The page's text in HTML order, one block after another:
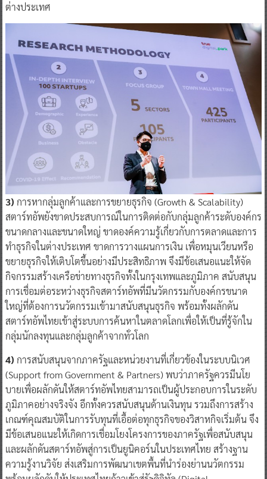
ต่างประเทศ
3) การหากลุ่มลูกค้าและการขยายธุรกิจ (Growth & Scalability)
สตาร์ทอัพยังขาดประสบการณ์ในการติดต่อกับกลุ่มลูกค้าระดับองค์กร
ขนาดกลางและขนาดใหญ่ ขาดองค์ความรู้เกี่ยวกับการตลาดและการ
ทำธุรกิจในต่างประเทศ ขาดการวางแผนการเงิน เพื่อหมุนเวียนหรือ
ขยายธุรกิจให้เติบโตขึ้นอย่างมีประสิทธิภาพ จึงมีข้อเสนอแนะให้จัด
กิจกรรมสร้างเครือข่ายทางธุรกิจทั้งในกรุงเทพและภูมิภาค สนับสนุน
การเชื่อมต่อระหว่างธุรกิจสตาร์ทอัพที่มีนวัตกรรมกับองค์กรขนาด
ใหญ่ที่ต้องการนวัตกรรมเข้ามาสนับสนุนธุรกิจ พร้อมทั้งผลักดัน
สตาร์ทอัพไทยเข้าสู่ระบบการค้นหาในตลาดโลกเพื่อให้เป็นที่รู้จักใน
กลุ่มนักลงทุนและกลุ่มลูกค้าจากทั่วโลก
4) การสนับสนุนจากภาครัฐและหน่วยงานที่เกี่ยวข้องในระบบนิเวศ
(Support from Government & Partners) พบว่าภาครัฐควรมีนโย
บายเพื่อผลักดันให้สตาร์ทอัพไทยสามารถเป็นผู้ประกอบการในระดับ
ภูมิภาคอย่างจริงจัง อีกทั้งควรสนับสนุนด้านเงินทุน รวมถึงการสร้าง
เกณฑ์คุณสมบัติในการรับทุนที่เอื้อต่อทุกธุรกิจของวิสาหกิจเริ่มต้น จึง
มีข้อเสนอแนะให้เกิดการเชื่อมโยงโครงการของภาครัฐเพื่อสนับสนุน
และผลักดันสตาร์ทอัพสู่การเป็นยูนิคอร์นในประเทศไทย สร้างฐาน
ความรู้งานวิจัย ส่งเสริมการพัฒนาเขตพื้นที่นำร่องย่านนวัตกรรม